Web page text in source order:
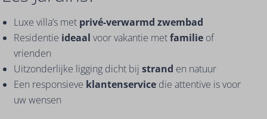
Luxe villa’s met privé-verwarmd zwembad
Residentie ideaal voor vakantie metfamilieof
vrienden
Uitzonderlijke ligging dicht bij strand en natuur
Een responsieve klantenservicedie attentive is voor
uw wensen